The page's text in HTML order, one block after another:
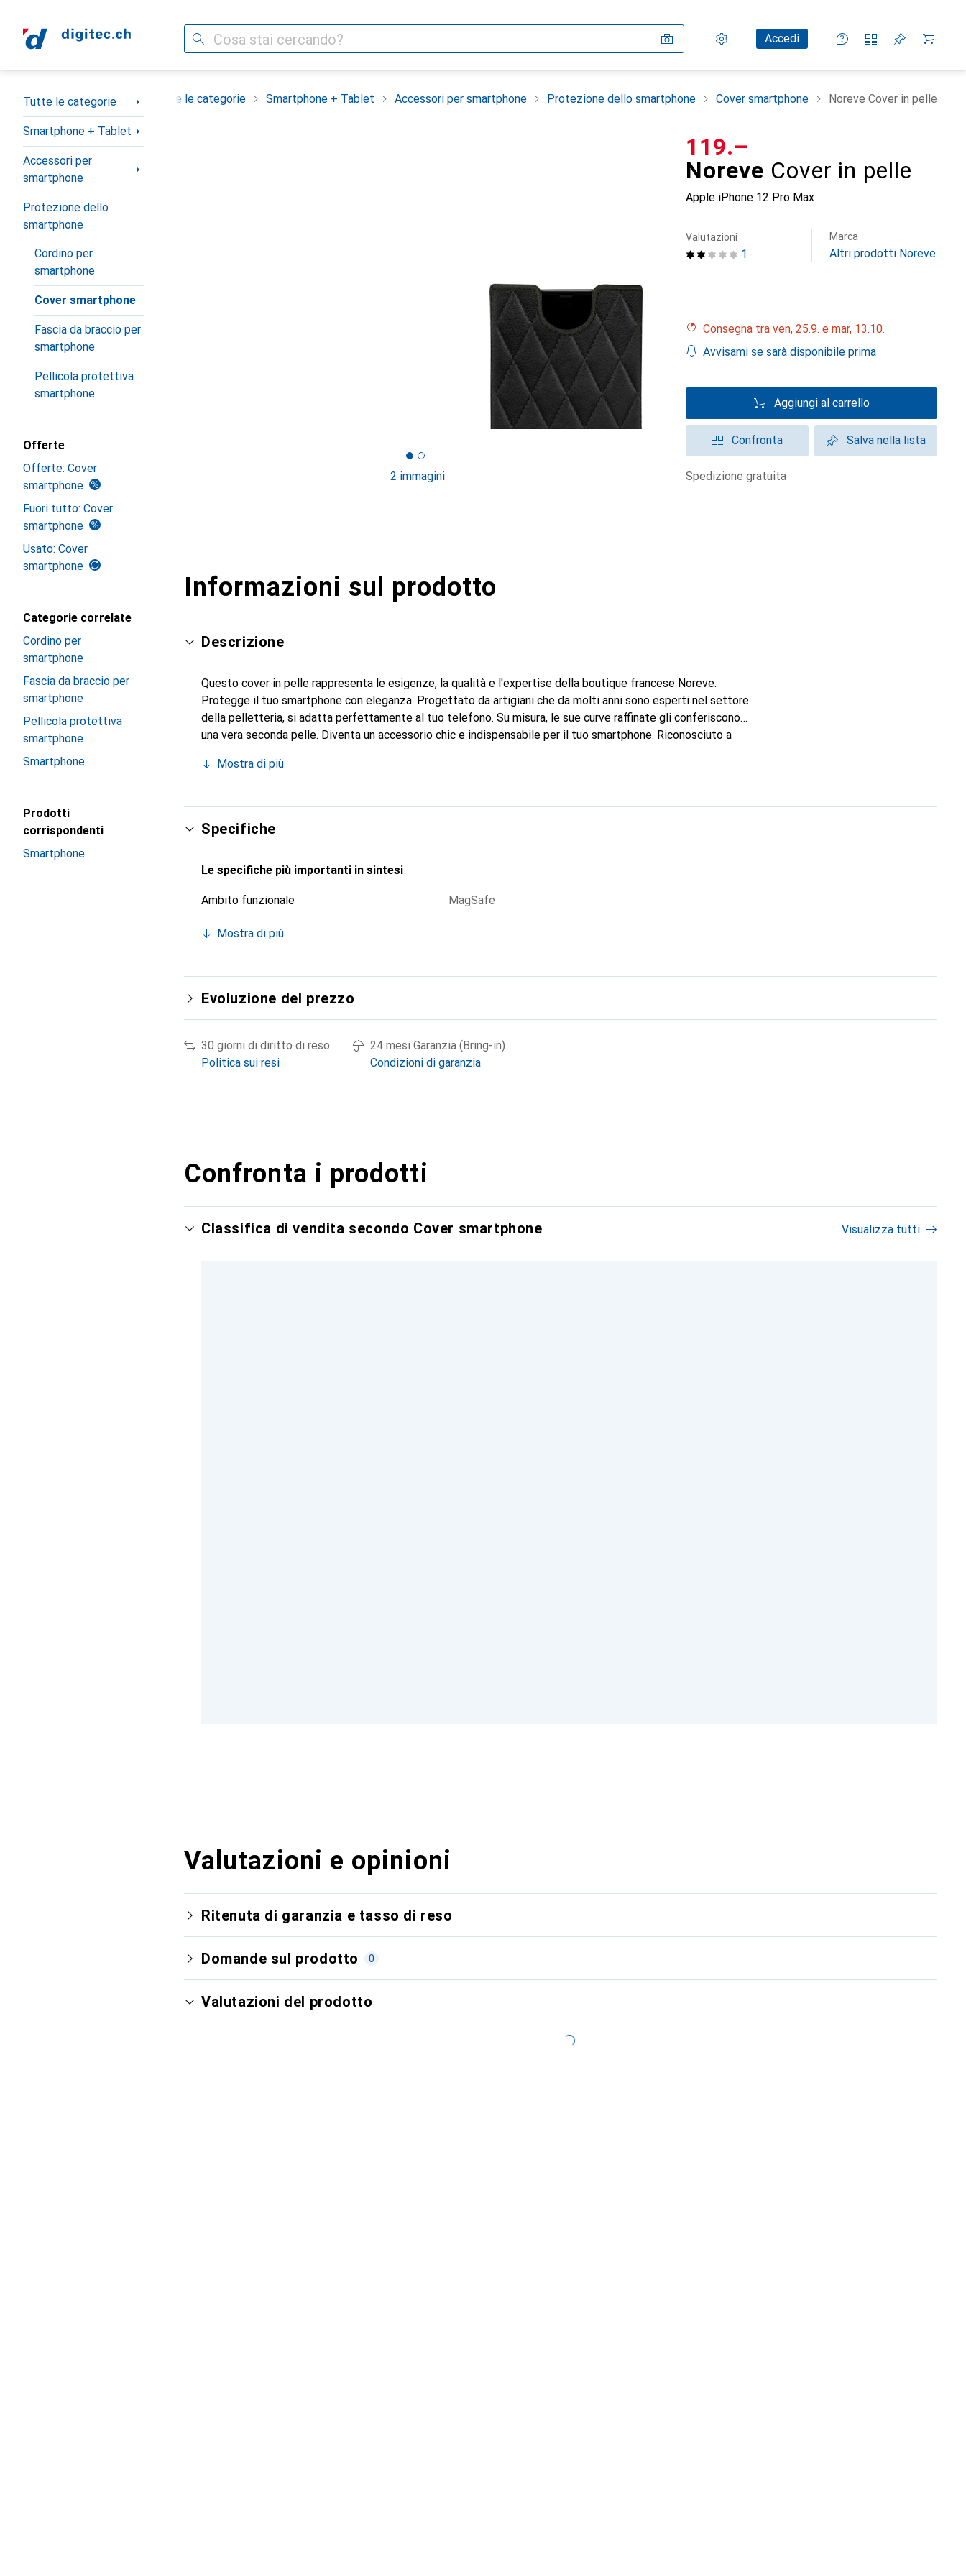
Cerca Impostazioni
Conto clienteAccedi
Liste di confronto
Liste dei desideri
Carrello
Categoria Navigazione
Tutte le categorie
Smartphone + Tablet
Accessori per
smartphone
Protezione dello
smartphone
Cordino per
smartphone
Cover smartphone
Fascia da braccio per
smartphone
Pellicola protettiva
smartphone
Offerte
Offerte: Cover
smartphone
Fuori tutto: Cover
smartphone
Usato: Cover
smartphone
Categorie correlate
Cordino per
smartphone
Fascia da braccio per
smartphone
Pellicola protettiva
smartphone
Smartphone
Prodotti
corrispondenti
Smartphone
Tutte le categorie Smartphone + Tablet Accessori per smartphone Protezione dello smartphone Cover smartphone Noreve Cover in pelle
2 immagini
Noreve Cover in pelle
Apple iPhone 12 Pro Max
CHF
119.–
1
Valutazioni Marca
Altri prodotti Noreve
Consegna tra ven, 25.9. e mar, 13.10.
Avvisami se sarà disponibile prima
Aggiungi al carrello
Confronta Salva nella lista
spedizione gratuita
Informazioni sul prodotto
Descrizione
Questo cover in pelle rappresenta le esigenze, la qualità e l'expertise della boutique francese Noreve.
Protegge il tuo smartphone con eleganza. Progettato da artigiani che da molti anni sono esperti nel settore
della pelletteria, si adatta perfettamente al tuo telefono. Su misura, le sue curve raffinate gli conferiscono
una vera seconda pelle. Diventa un accessorio chic e indispensabile per il tuo smartphone. Riconosciuto a
esigente.
Mostra di più
Specifiche
Le specifiche più importanti in sintesi
Ambito funzionale MagSafe
Mostra di più
Evoluzione del prezzo
30 giorni di diritto di reso
Politica sui resi
24 mesi Garanzia (Bring-in)
Condizioni di garanzia
Confronta i prodotti
Classifica di vendita secondo Cover smartphone Visualizza tutti
Valutazioni e opinioni
Ritenuta di garanzia e tasso di reso
Domande sul prodotto 0
Valutazioni del prodotto